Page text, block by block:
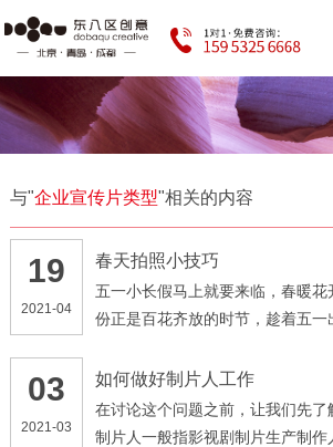
与"企业宣传片类型"相关的内容
19
2021-04
春天拍照小技巧
五一小长假马上就要来临，春暖花
份正是百花齐放的时节，趁着五
03
2021-03
如何做好制片人工作
在讨论这个问题之前，让我们先了
制片人一般指影视剧制片生产制作